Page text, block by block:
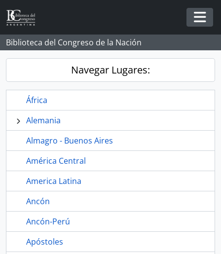
Skip to main content
Biblioteca del Congreso de la Nación
Navegar Lugares:
África
Alemania
Almagro - Buenos Aires
América Central
America Latina
Ancón
Ancón-Perú
Apóstoles